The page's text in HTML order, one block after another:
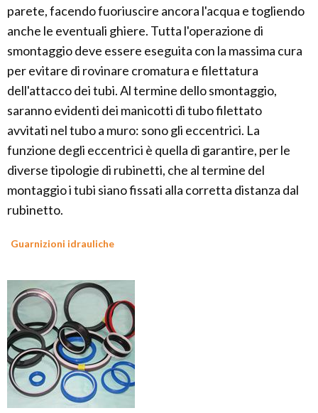
parete, facendo fuoriuscire ancora l'acqua e togliendo
anche le eventuali ghiere. Tutta l'operazione di
smontaggio deve essere eseguita con la massima cura
per evitare di rovinare cromatura e filettatura
dell'attacco dei tubi. Al termine dello smontaggio,
saranno evidenti dei manicotti di tubo filettato
avvitati nel tubo a muro: sono gli eccentrici. La
funzione degli eccentrici è quella di garantire, per le
diverse tipologie di rubinetti, che al termine del
montaggio i tubi siano fissati alla corretta distanza dal
rubinetto.
Guarnizioni idrauliche